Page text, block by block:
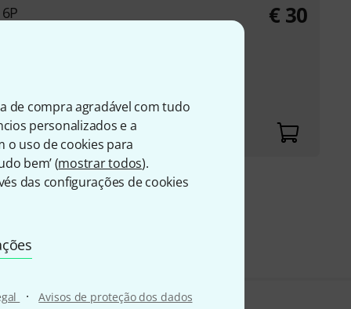
de compra agradável com tudo
personalizados e a
o uso de cookies para
bem’ (mostrar todos).
das configurações de cookies
· Avisos de proteção dos dados
€ 30